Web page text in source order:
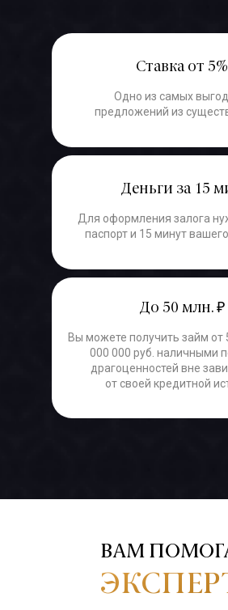
Ставка от 5%
Одно из самых
предложений из
Деньги за 15
Для оформления залога
паспорт и 15 минут
До 50 млн. ₽
Вы можете получить займ от
000 000 руб. наличными
драгоценностей вне
от своей кредитной
ВАМ